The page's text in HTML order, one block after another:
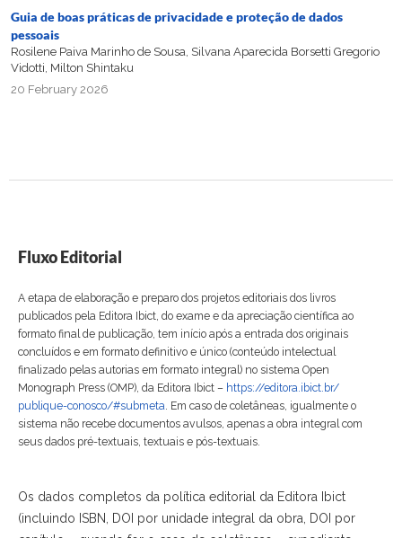
Guia de boas práticas de privacidade e proteção de dados
pessoais
Rosilene Paiva Marinho de Sousa, Silvana Aparecida Borsetti Gregorio
Vidotti, Milton Shintaku
20 February 2026
Fluxo Editorial
A etapa de elaboração e preparo dos projetos editoriais dos livros
publicados pela Editora Ibict, do exame e da apreciação científica ao
formato final de publicação, tem início após a entrada dos originais
concluídos e em formato definitivo e único (conteúdo intelectual
finalizado pelas autorias em formato integral) no sistema Open
Monograph Press (OMP), da Editora Ibict – https://editora.ibict.br/
publique-conosco/#submeta. Em caso de coletâneas, igualmente o
sistema não recebe documentos avulsos, apenas a obra integral com
seus dados pré-textuais, textuais e pós-textuais.
Os dados completos da política editorial da Editora Ibict
(incluindo ISBN, DOI por unidade integral da obra, DOI por